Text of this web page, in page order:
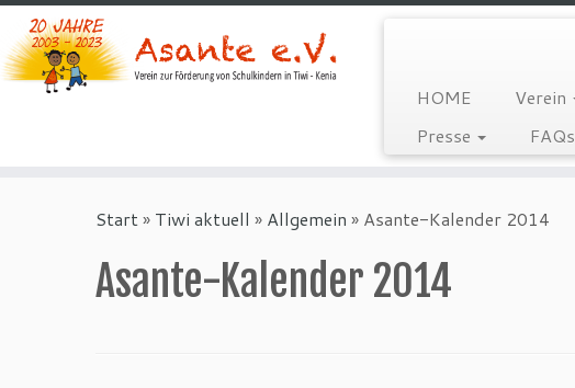
HOME Verein
Presse
FAQs
Start» Tiwi aktuell » Allgemein » Asante-Kalender 2014
Asante-Kalender 2014